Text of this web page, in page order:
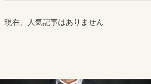
現在、人気記事はありません